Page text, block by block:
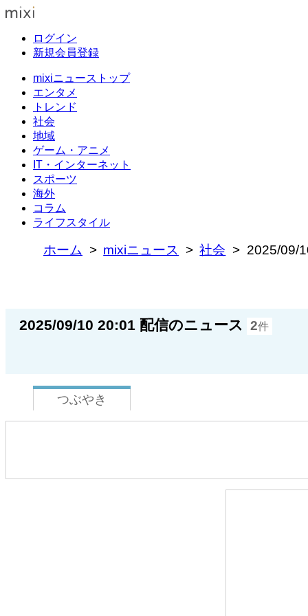
ログイン
新規会員登録
mixiニューストップ
エンタメ
トレンド
社会
地域
ゲーム・アニメ
IT・インターネット
スポーツ
海外
コラム
ライフスタイル
ホーム mixiニュース 社会 2025/09/
2025/09/10 20:01 配信のニュース 2件
つぶやき